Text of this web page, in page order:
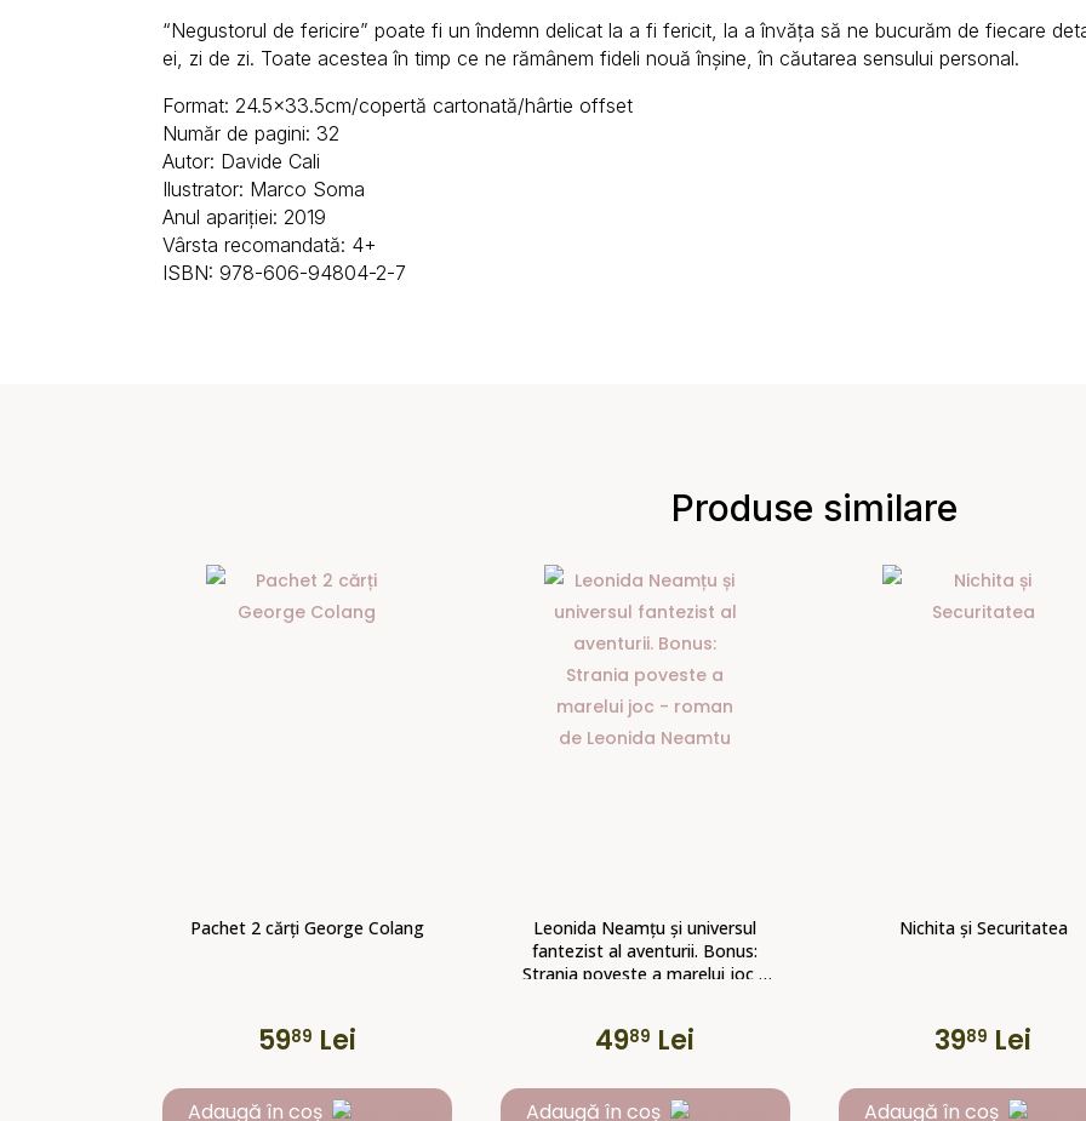
“Negustorul de fericire” poate fi un îndemn delicat la a fi fericit, la a învăța să ne bucurăm de fiecare
ei, zi de zi. Toate acestea în timp ce ne rămânem fideli nouă înșine, în căutarea sensului personal.
Format: 24.5×33.5cm/copertă cartonată/hârtie offset
Număr de pagini: 32
Autor: Davide Cali
Ilustrator: Marco Soma
Anul apariției: 2019
Vârsta recomandată: 4+
ISBN: 978-606-94804-2-7
Produse similare
Pachet 2 cărți George Colang
5989 Lei
Adaugă în coș
Leonida Neamțu și universul
fantezist al aventurii. Bonus:
Strania poveste a marelui joc –
4989 Lei
Adaugă în coș
Nichita și Securitatea
3989 Lei
Adaugă în coș